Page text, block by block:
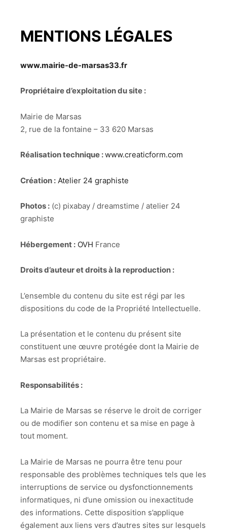
MENTIONS LÉGALES
www.mairie-de-marsas33.fr
Propriétaire d’exploitation du site :
Mairie de Marsas
2, rue de la fontaine – 33 620 Marsas
Réalisation technique :www.creaticform.com
Création : Atelier 24 graphiste
Photos : (c) pixabay / dreamstime / atelier 24
graphiste
Hébergement : OVH France
Droits d’auteur et droits à la reproduction :
L’ensemble du contenu du site est régi par les
dispositions du code de la Propriété Intellectuelle.
La présentation et le contenu du présent site
constituent une œuvre protégée dont la Mairie de
Marsas est propriétaire.
Responsabilités :
La Mairie de Marsas se réserve le droit de corriger
ou de modifier son contenu et sa mise en page à
tout moment.
La Mairie de Marsas ne pourra être tenu pour
responsable des problèmes techniques tels que les
interruptions de service ou dysfonctionnements
informatiques, ni d’une omission ou inexactitude
des informations. Cette disposition s’applique
également aux liens vers d’autres sites sur lesquels